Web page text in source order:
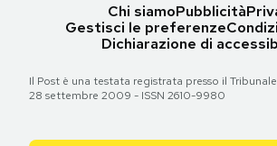
Chi siamoPubblicità
Gestisci le preferenze
Dichiarazione di
Il Post è una testata registrata presso il
28 settembre 2009 - ISSN 2610-9980